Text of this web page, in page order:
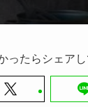
ったらシェア